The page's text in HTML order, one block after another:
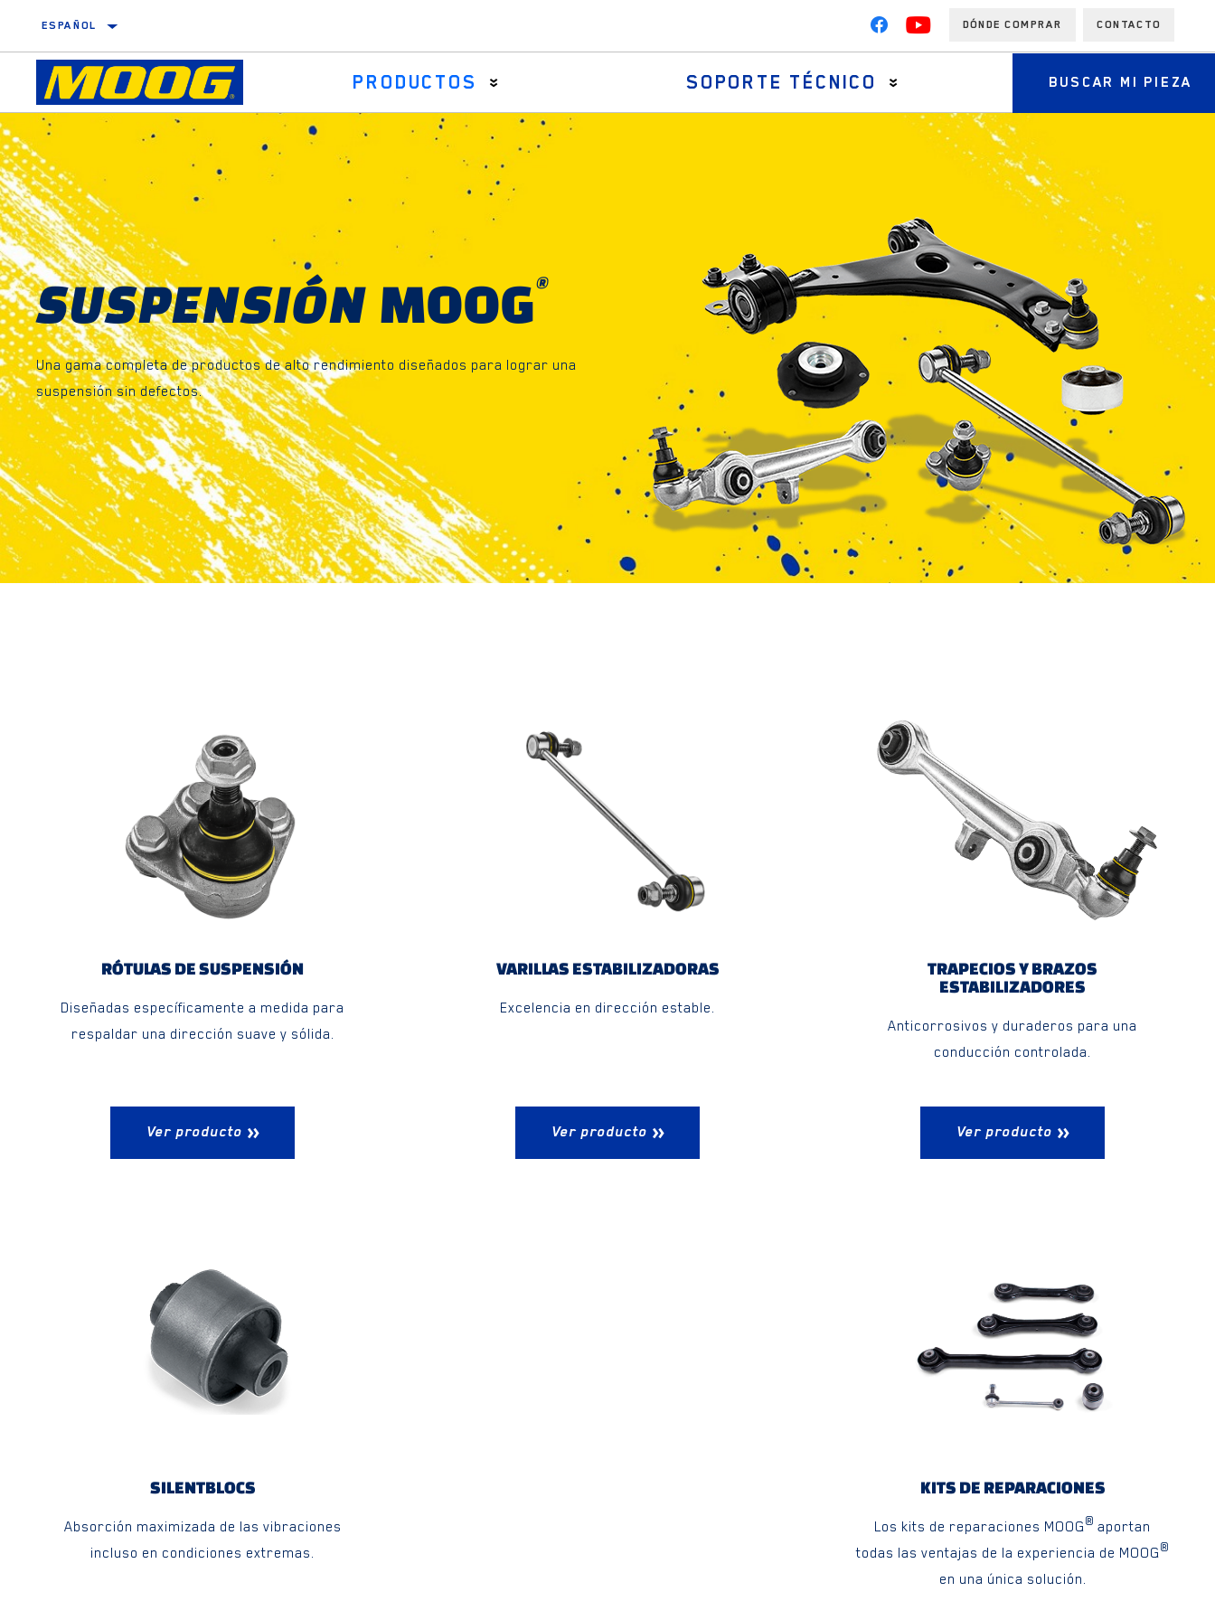
ESPAÑOL DÓNDE COMPRAR CONTACTO
PRODUCTOS
Rótulas de suspensión
Varillas estabilizadoras
Trapecios
Silentblocs
Soportes de amortiguador
Kits de reparaciones
Rótulas axiales
Barras de acoplamiento y brazos centrales
Guardapolvos de la cremallera de dirección
Rótulas de dirección
SOPORTE TÉCNICO
Innovaciones y mejoras de productos
Asistencia técnica para la instalación
Cobertura
BUSCAR MI PIEZA
SUSPENSIÓN MOOG®
Una gama completa de productos de alto rendimiento diseñados para lograr una
suspensión sin defectos.
RÓTULAS DE SUSPENSIÓN
Diseñadas específicamente a medida para
respaldar una dirección suave y sólida.
Ver producto
VARILLAS ESTABILIZADORAS
Excelencia en dirección estable.
Ver producto
TRAPECIOS Y BRAZOS
ESTABILIZADORES
Anticorrosivos y duraderos para una
conducción controlada.
Ver producto
SILENTBLOCS
Absorción maximizada de las vibraciones
incluso en condiciones extremas.
KITS DE REPARACIONES
Los kits de reparaciones MOOG® aportan
todas las ventajas de la experiencia de MOOG®
en una única solución.